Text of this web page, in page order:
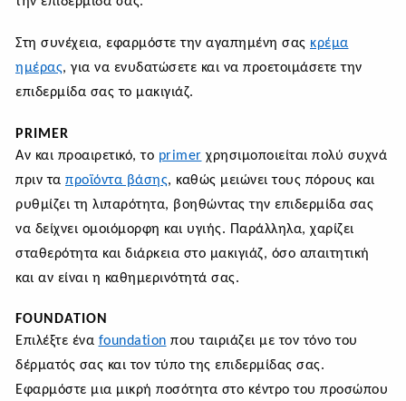
Στη συνέχεια, εφαρμόστε την αγαπημένη σας κρέμα
ημέρας, για να ενυδατώσετε και να προετοιμάσετε την
επιδερμίδα σας το μακιγιάζ.
PRIMER
Αν και προαιρετικό, το primer χρησιμοποιείται πολύ συχνά
πριν τα προϊόντα βάσης, καθώς μειώνει τους πόρους και
ρυθμίζει τη λιπαρότητα, βοηθώντας την επιδερμίδα σας
να δείχνει ομοιόμορφη και υγιής. Παράλληλα, χαρίζει
σταθερότητα και διάρκεια στο μακιγιάζ, όσο απαιτητική
και αν είναι η καθημερινότητά σας.
FOUNDATION
Επιλέξτε ένα foundation που ταιριάζει με τον τόνο του
δέρματός σας και τον τύπο της επιδερμίδας σας.
Εφαρμόστε μια μικρή ποσότητα στο κέντρο του προσώπου